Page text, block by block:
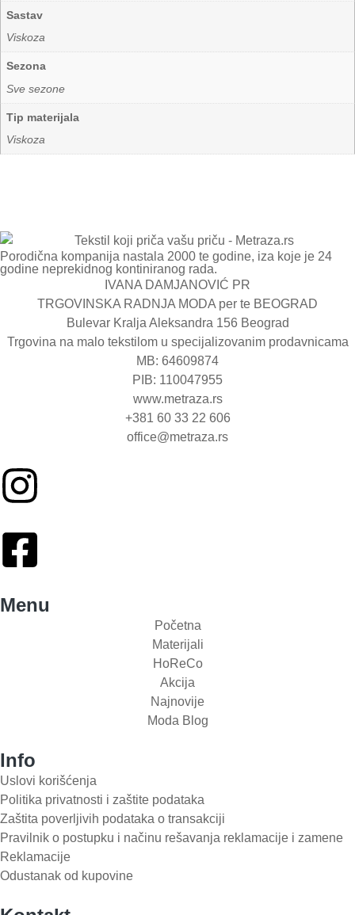
Sastav
Viskoza
Sezona
Sve sezone
Tip materijala
Viskoza
Porodična kompanija nastala 2000 te godine, iza koje je 24
godine neprekidnog kontiniranog rada.
IVANA DAMJANOVIĆ PR
TRGOVINSKA RADNJA MODA per te BEOGRAD
Bulevar Kralja Aleksandra 156 Beograd
Trgovina na malo tekstilom u specijalizovanim prodavnicama
MB: 64609874
PIB: 110047955
www.metraza.rs
+381 60 33 22 606
office@metraza.rs
Menu
Početna
Materijali
HoReCo
Akcija
Najnovije
Moda Blog
Info
Uslovi korišćenja
Politika privatnosti i zaštite podataka
Zaštita poverljivih podataka o transakciji
Pravilnik o postupku i načinu rešavanja reklamacije i zamene
Reklamacije
Odustanak od kupovine